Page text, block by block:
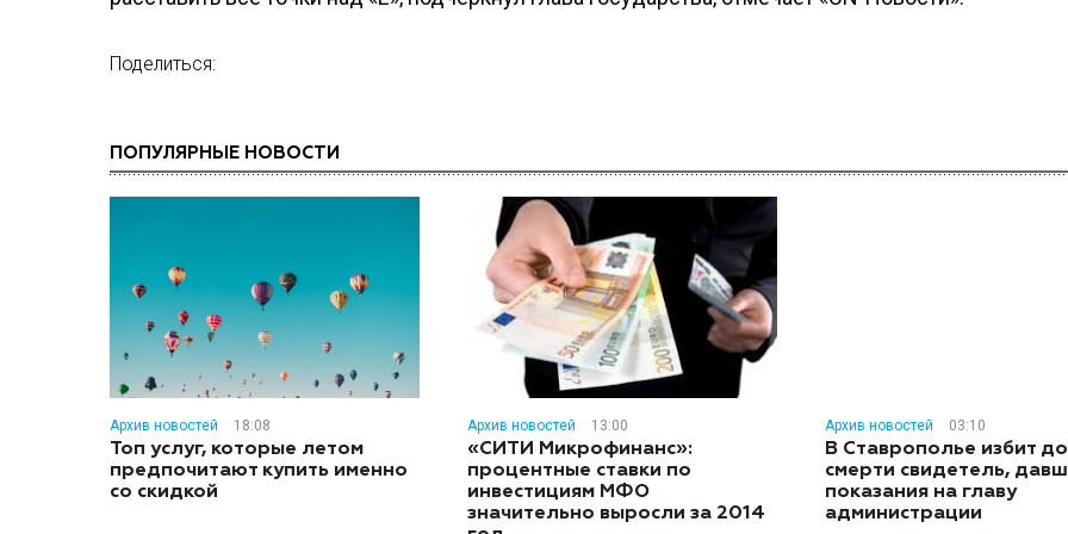
Поделиться:
ПОПУЛЯРНЫЕ НОВОСТИ
Архив новостей 18:08
Топ услуг, которые летом
предпочитают купить именно
со скидкой
Архив новостей 13:00
«СИТИ Микрофинанс»:
процентные ставки по
инвестициям МФО
значительно выросли за 2014
Архив новостей 03:10
В Ставрополье избит до
смерти свидетель,
показания на главу
администрации